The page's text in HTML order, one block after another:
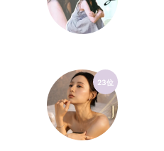
23位